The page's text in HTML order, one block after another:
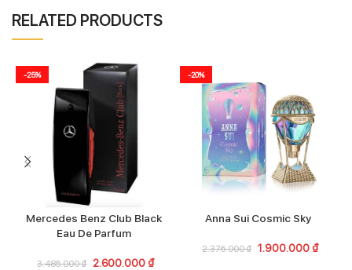
RELATED PRODUCTS
-25%
Mercedes Benz Club Black
Eau De Parfum
3.485.000₫ 2.600.000 ₫
-20%
Anna Sui Cosmic Sky
2.376.000₫ 1.900.000 ₫